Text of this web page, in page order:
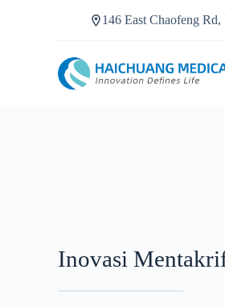
146 East Chaofeng
Inovasi